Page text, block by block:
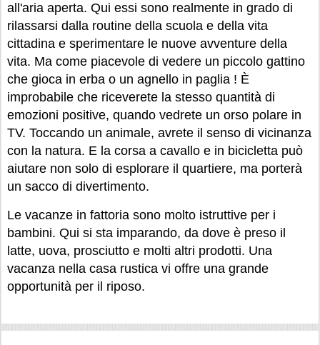
all'aria aperta. Qui essi sono realmente in grado di
rilassarsi dalla routine della scuola e della vita
cittadina e sperimentare le nuove avventure della
vita. Ma come piacevole di vedere un piccolo gattino
che gioca in erba o un agnello in paglia ! È
improbabile che riceverete la stesso quantità di
emozioni positive, quando vedrete un orso polare in
TV. Toccando un animale, avrete il senso di vicinanza
con la natura. E la corsa a cavallo e in bicicletta può
aiutare non solo di esplorare il quartiere, ma porterà
un sacco di divertimento.
Le vacanze in fattoria sono molto istruttive per i
bambini. Qui si sta imparando, da dove è preso il
latte, uova, prosciutto e molti altri prodotti. Una
vacanza nella casa rustica vi offre una grande
opportunità per il riposo.